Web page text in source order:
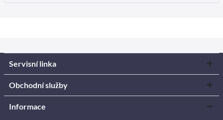
Servisní linka
Obchodní služby
Informace